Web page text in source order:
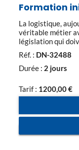
Formation
La logistique,
véritable métier
législation qui
et des activités
coordination des
Réf. : DN-32488
Durée : 2 jours
Tarif : 1200,00€